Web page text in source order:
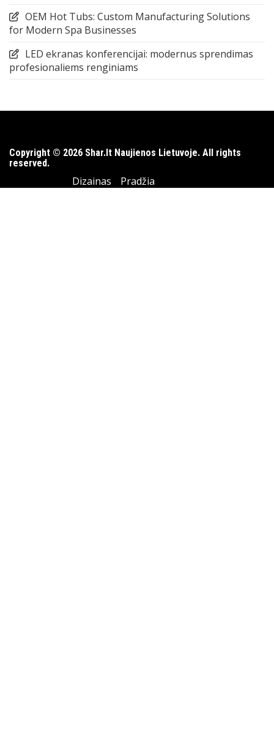
OEM Hot Tubs: Custom Manufacturing Solutions
for Modern Spa Businesses
LED ekranas konferencijai: modernus sprendimas
profesionaliems renginiams
Copyright © 2026 Shar.lt Naujienos Lietuvoje. All rights
reserved.
Dizainas Pradžia